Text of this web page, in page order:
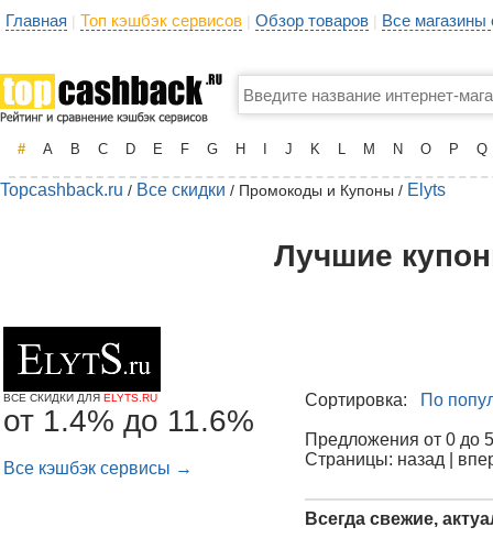
Главная | Топ кэшбэк сервисов | Обзор товаров | Все
# A B C D E F G H J K L M N O P Q
Topcashback.ru / Все скидки / Промокоды и Купоны / Elyts
Лучшие
ВСЕ СКИДКИ ДЛЯ ELYTS.RU
от 1.4% до 11.6%
Все кэшбэк сервисы →
Сортировка: По
Предложения от 0 до
Страницы: назад |
Всегда свежие,